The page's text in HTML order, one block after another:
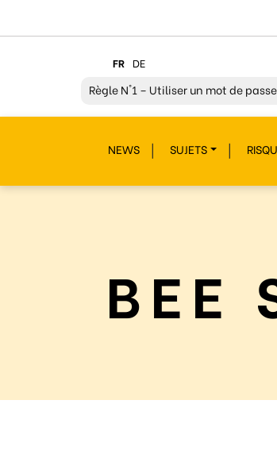
FR DE
RègleN°1 – Utiliser un mot de
RègleN°2 – Réfléchir avant de
RègleN°3 – Réfléchir à ce que l’on
RègleN°4 – Respecter les autres
RègleN°7 – Réagir et signaler
RègleN°8 – Protéger sa vie privée
NEWS SUJETS
BEE